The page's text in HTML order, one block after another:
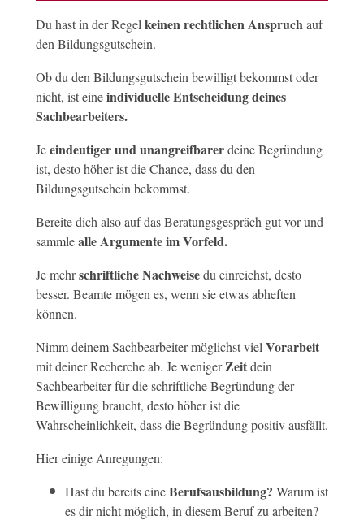
Du hast in der Regel keinen rechtlichen Anspruch auf
den Bildungsgutschein.
Ob du den Bildungsgutschein bewilligt bekommst oder
nicht, ist eineindividuelle Entscheidung deines
Sachbearbeiters.
Jeeindeutiger und unangreifbarerdeine Begründung
ist, desto höher ist die Chance, dass du den
Bildungsgutschein bekommst.
Bereite dich also auf das Beratungsgespräch gut vor und
sammlealle Argumente im Vorfeld.
Je mehrschriftliche Nachweisedu einreichst, desto
besser. Beamte mögen es, wenn sie etwas abheften
können.
Nimm deinem Sachbearbeiter möglichst viel Vorarbeit
mit deiner Recherche ab. Je wenigerZeitdein
Sachbearbeiter für die schriftliche Begründung der
Bewilligung braucht, desto höher ist die
Wahrscheinlichkeit, dass die Begründung positiv ausfällt.
Hier einige Anregungen:
Hast du bereits eineBerufsausbildung? Warum ist
es dir nicht möglich, in diesem Beruf zu arbeiten?